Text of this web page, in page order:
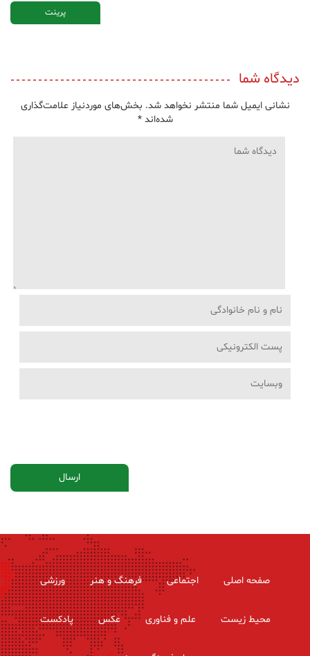
پرینت
دیدگاه شما
نشانی ایمیل شما منتشر نخواهد شد. بخش‌های موردنیاز علامت‌گذاری
شده‌اند*
صفحه اصلی اجتماعی فرهنگ و هنر ورزشی
محیط زیست علم و فناوری عکس پادکست